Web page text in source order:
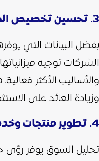
3. تحسين تخصيص الميزانية التسويقية
بفضل البيانات التي
الشركات توجيه
والأساليب الأكثر
وزيادة العائد على
4. تطوير منتجات وخدمات متوافقة مع السوق
تحليل السوق يوفر رؤى